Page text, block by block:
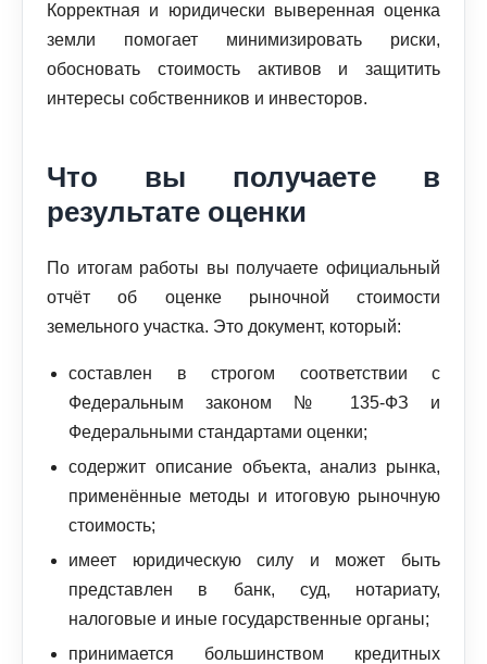
Корректная и юридически выверенная оценка
земли помогает минимизировать риски,
обосновать стоимость активов и защитить
интересы собственников и инвесторов.
Что вы получаете в
результате оценки
По итогам работы вы получаете официальный
отчёт об оценке рыночной стоимости
земельного участка. Это документ, который:
составлен в строгом соответствии с
Федеральным законом № 135‑ФЗ и
Федеральными стандартами оценки;
содержит описание объекта, анализ рынка,
применённые методы и итоговую рыночную
стоимость;
имеет юридическую силу и может быть
представлен в банк, суд, нотариату,
налоговые и иные государственные органы;
принимается большинством кредитных